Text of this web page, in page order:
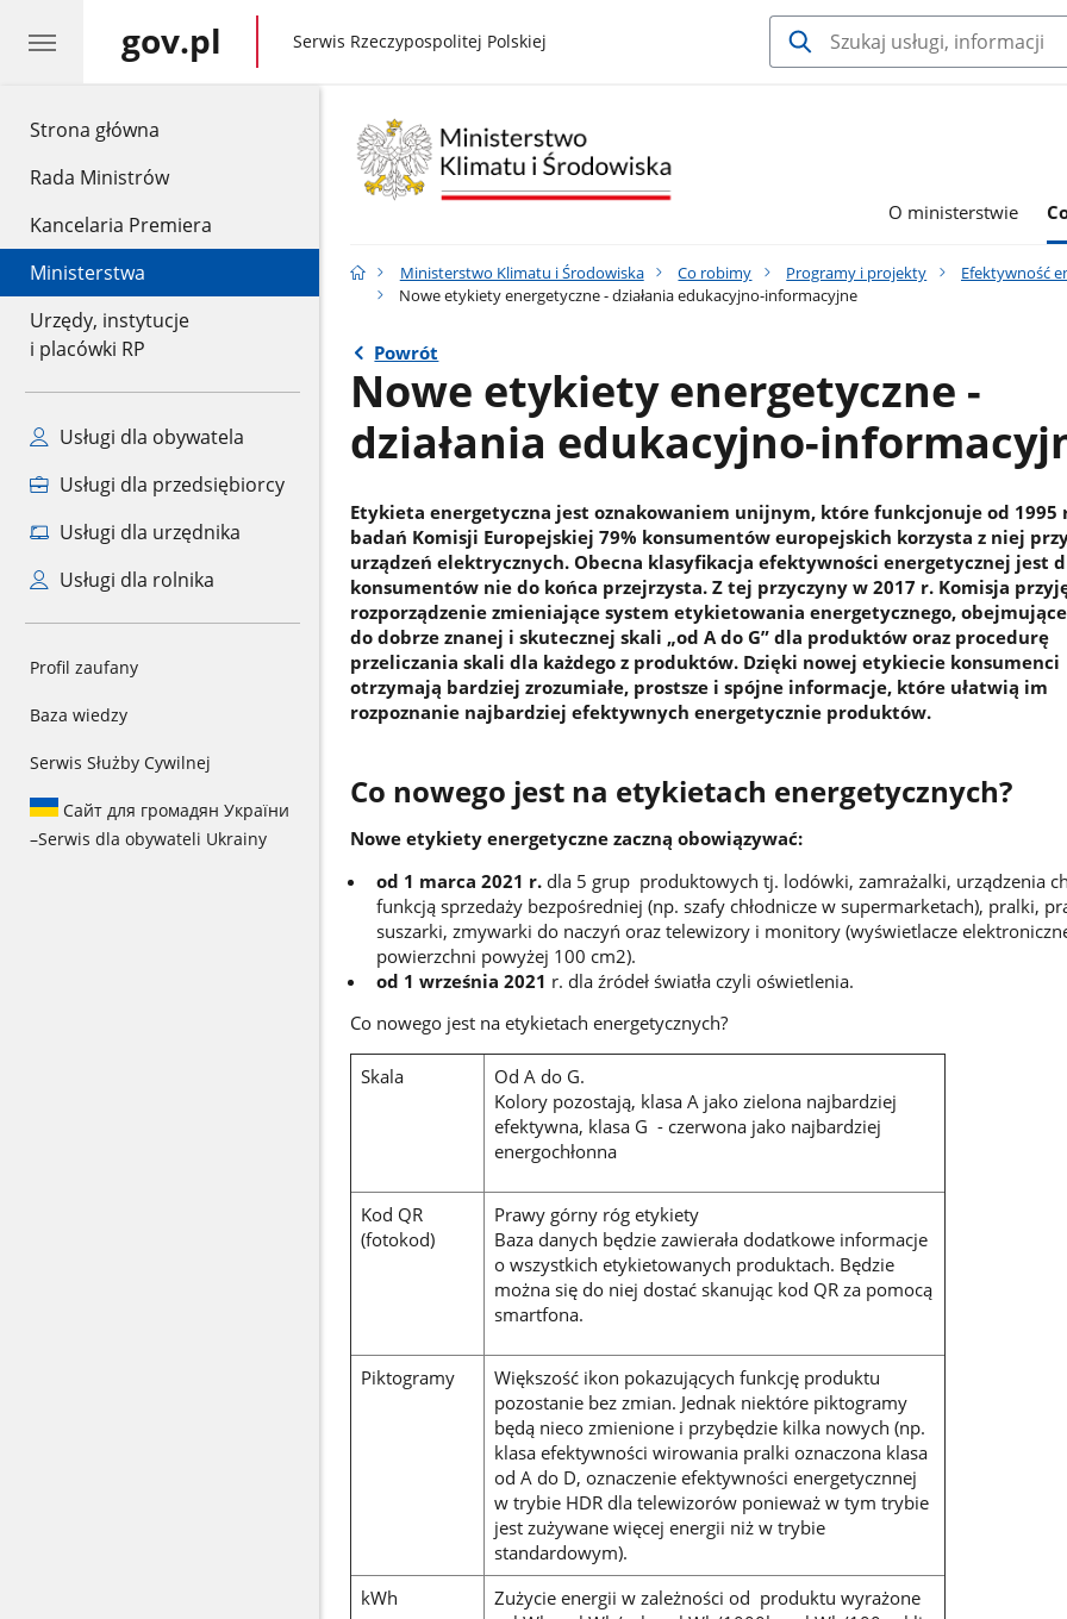
Strona główna
Rada Ministrów
Kancelaria Premiera
Ministerstwa
Urzędy, instytucje
i placówki RP
Usługi dla obywatela
Usługi dla przedsiębiorcy
Usługi dla urzędnika
Usługi dla rolnika
Profil zaufany
Baza wiedzy
Serwis Służby Cywilnej
Сайт для громадян України
–Serwis dla obywateli Ukrainy
gov.pl gov.pl
Serwis Rzeczypospolitej Polskiej
O ministerstwie
Ministerstwo Klimatu i Środowiska Co robimy Programy i projekty
Efektywność
Nowe etykiety energetyczne - działania edukacyjno-informacyjne
Powrót
Nowe etykiety energetyczne -
działania edukacyjno-
Etykieta energetyczna jest oznakowaniem unijnym, które funkcjonuje od 1995
badań Komisji Europejskiej 79% konsumentów europejskich korzysta z niej
urządzeń elektrycznych. Obecna klasyfikacja efektywności energetycznej jest
konsumentów nie do końca przejrzysta. Z tej przyczyny w 2017 r. Komisja
rozporządzenie zmieniające system etykietowania energetycznego,
do dobrze znanej i skutecznej skali „od A do G” dla produktów oraz procedurę
przeliczania skali dla każdego z produktów. Dzięki nowej etykiecie konsumenci
otrzymają bardziej zrozumiałe, prostsze i spójne informacje, które ułatwią im
rozpoznanie najbardziej efektywnych energetycznie produktów.
Co nowego jest na etykietach energetycznych?
Nowe etykiety energetyczne zaczną obowiązywać:
od 1 marca 2021 r. dla 5 grup produktowych tj. lodówki, zamrażalki, urządzenia
funkcją sprzedaży bezpośredniej (np. szafy chłodnicze w supermarketach), pralki,
suszarki, zmywarki do naczyń oraz telewizory i monitory (wyświetlacze
powierzchni powyżej 100 cm2).
od 1 września 2021 r. dla źródeł światła czyli oświetlenia.
Co nowego jest na etykietach energetycznych?
Skala
Od A do G.
Kolory pozostają, klasa A jako zielona najbardziej
efektywna, klasa G - czerwona jako najbardziej
energochłonna
Kod QR
(fotokod)
Prawy górny róg etykiety
Baza danych będzie zawierała dodatkowe informacje
o wszystkich etykietowanych produktach. Będzie
można się do niej dostać skanując kod QR za pomocą
smartfona.
Piktogramy
Większość ikon pokazujących funkcję produktu
pozostanie bez zmian. Jednak niektóre piktogramy
będą nieco zmienione i przybędzie kilka nowych (np.
klasa efektywności wirowania pralki oznaczona klasa
od A do D, oznaczenie efektywności energetycznnej
w trybie HDR dla telewizorów ponieważ w tym trybie
jest zużywane więcej energii niż w trybie
standardowym).
kWh
Zużycie energii w zależności od produktu wyrażone